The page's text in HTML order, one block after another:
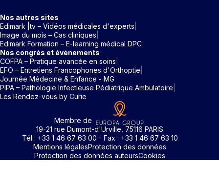
Nos autres sites
Edimark |tv – Vidéos médicales d'experts
Image du mois – Cas cliniques
Edimark Formation – E-learning médical DPC
Nos congrès et événements
COFPA – Pratique avancée en soins
EFO – Entretiens Francophones d'Orthoptie
Journée Médecine & Enfance - MG
PIPA – Pathologie Infectieuse Pédiatrique Ambulatoire
Les Rendez-vous by Curie
Membre de
19-21 rue Dumont-d'Urville, 75116 PARIS
Tél : +33 1 46 67 63 00 - Fax : +33 1 46 67 63 10
Mentions légalesProtection des données
Protection des données auteursCookies